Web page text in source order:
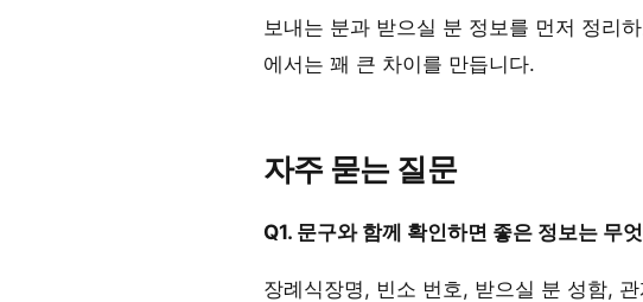
보내는 분과 받으실 분 정보를 먼저 정리
에서는 꽤 큰 차이를 만듭니다.
자주 묻는 질문
Q1. 문구와 함께 확인하면 좋은 정보는 무
장례식장명, 빈소 번호, 받으실 분 성함,